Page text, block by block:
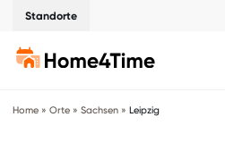
Standorte
Home » Orte » Sachsen » Leipzig